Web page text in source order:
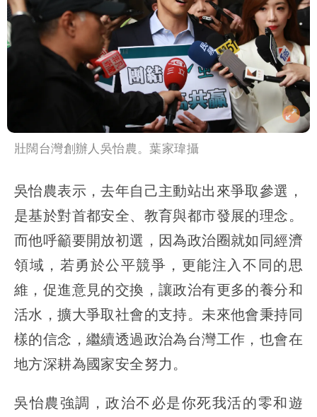
壯闊台灣創辦人吳怡農。葉家瑋攝
吳怡農表示，去年自己主動站出來爭取參選，
是基於對首都安全、教育與都市發展的理念。
而他呼籲要開放初選，因為政治圈就如同經濟
領域，若勇於公平競爭，更能注入不同的思
維，促進意見的交換，讓政治有更多的養分和
活水，擴大爭取社會的支持。未來他會秉持同
樣的信念，繼續透過政治為台灣工作，也會在
地方深耕為國家安全努力。
吳怡農強調，政治不必是你死我活的零和遊